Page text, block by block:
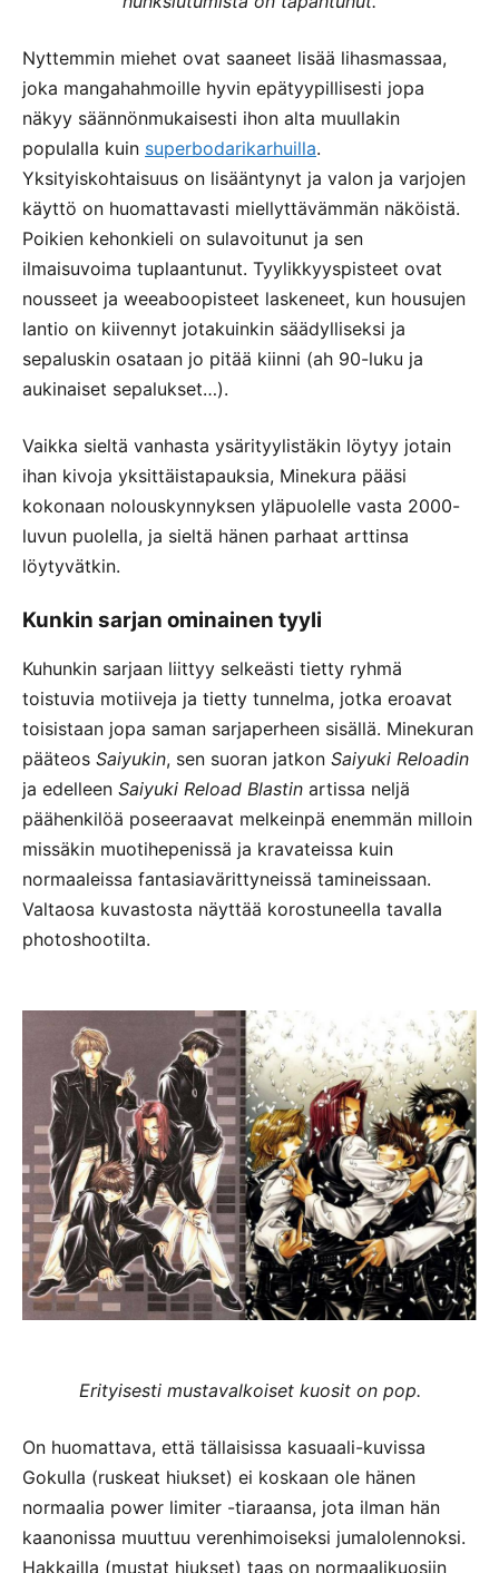
Nyttemmin miehet ovat saaneet lisää lihasmassaa,
joka mangahahmoille hyvin epätyypillisesti jopa
näkyy säännönmukaisesti ihon alta muullakin
populalla kuin superbodarikarhuilla.
Yksityiskohtaisuus on lisääntynyt ja valon ja varjojen
käyttö on huomattavasti miellyttävämmän näköistä.
Poikien kehonkieli on sulavoitunut ja sen
ilmaisuvoima tuplaantunut. Tyylikkyyspisteet ovat
nousseet ja weeaboopisteet laskeneet, kun housujen
lantio on kiivennyt jotakuinkin säädylliseksi ja
sepaluskin osataan jo pitää kiinni (ah 90-luku ja
aukinaiset sepalukset…).
Vaikka sieltä vanhasta ysärityylistäkin löytyy jotain
ihan kivoja yksittäistapauksia, Minekura pääsi
kokonaan nolouskynnyksen yläpuolelle vasta 2000-
luvun puolella, ja sieltä hänen parhaat arttinsa
löytyvätkin.
Kunkin sarjan ominainen tyyli
Kuhunkin sarjaan liittyy selkeästi tietty ryhmä
toistuvia motiiveja ja tietty tunnelma, jotka eroavat
toisistaan jopa saman sarjaperheen sisällä. Minekuran
pääteos Saiyukin, sen suoran jatkon Saiyuki Reloadin
ja edelleen Saiyuki Reload Blastin artissa neljä
päähenkilöä poseeraavat melkeinpä enemmän milloin
missäkin muotihepenissä ja kravateissa kuin
normaaleissa fantasiavärittyneissä tamineissaan.
Valtaosa kuvastosta näyttää korostuneella tavalla
photoshootilta.
Erityisesti mustavalkoiset kuosit on pop.
On huomattava, että tällaisissa kasuaali-kuvissa
Gokulla (ruskeat hiukset) ei koskaan ole hänen
normaalia power limiter -tiaraansa, jota ilman hän
kaanonissa muuttuu verenhimoiseksi jumalolennoksi.
Hakkailla (mustat hiukset) taas on normaalikuosiin